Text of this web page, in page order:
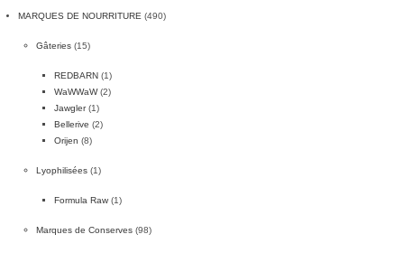
MARQUES DE NOURRITURE (490)
Gâteries (15)
REDBARN (1)
WaWWaW (2)
Jawgler (1)
Bellerive (2)
Orijen (8)
Lyophilisées (1)
Formula Raw (1)
Marques de Conserves (98)